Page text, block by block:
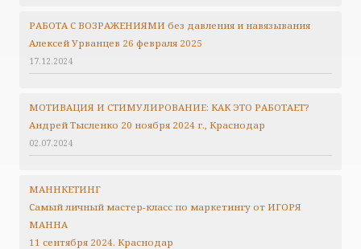
РАБОТА С ВОЗРАЖЕНИЯМИ без давления и навязывания
Алексей Урванцев 26 февраля 2025
17.12.2024
МОТИВАЦИЯ И СТИМУЛИРОВАНИЕ: КАК ЭТО РАБОТАЕТ?
Андрей Тысленко 20 ноября 2024 г., Краснодар
02.07.2024
МАННКЕТИНГ
Самый личный мастер-класс по маркетингу от ИГОРЯ
МАННА
11 сентября 2024. Краснодар